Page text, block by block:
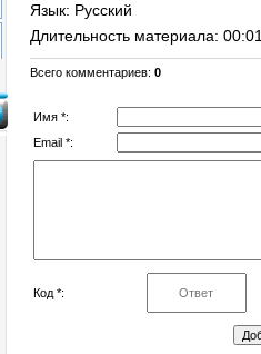
Язык: Русский
Длительность материала:
Всего комментариев: 0
Имя *:
Email *:
Код *: